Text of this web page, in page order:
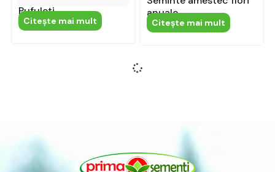
Pufuleti
Citeşte mai mult
anuale
Citeşte mai mult